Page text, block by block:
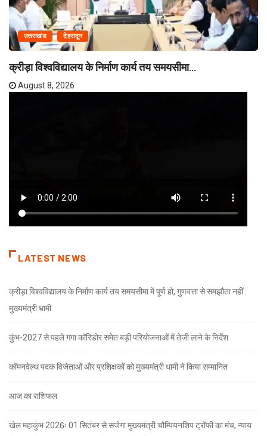
उत्तराखंड देहरादून
क्रीड़ा विश्वविद्यालय के निर्माण कार्य तय समयसीमा...
August 8, 2026
LATEST NEWS
क्रीड़ा विश्वविद्यालय के निर्माण कार्य तय समयसीमा में पूर्ण हो, गुणवत्ता से समझौता नहीं :
मुख्यमंत्री धामी
कुंभ-2027 से पहले गंगा कॉरिडोर समेत बड़ी परियोजनाओं में तेजी लाने के निर्देश
कॉमनवेल्थ पदक विजेताओं और प्रशिक्षकों को मुख्यमंत्री धामी ने किया सम्मानित
आज का राशिफल
खेल महाकुंभ 2026ः 01 सितंबर से सजेगा मुख्यमंत्री चौम्पियनशिप ट्रॉफी का मंच, न्याय